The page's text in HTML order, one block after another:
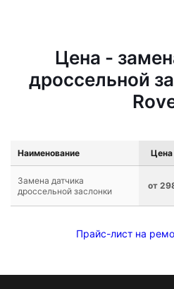
Цена -
дроссельной
Наименование Цена
Замена датчика
дроссельной заслонки
от
Прайс-лист на